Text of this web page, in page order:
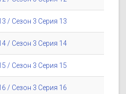
/ Сезон 3 Серия 13
/ Сезон 3 Серия 14
/ Сезон 3 Серия 15
/ Сезон 3 Серия 16